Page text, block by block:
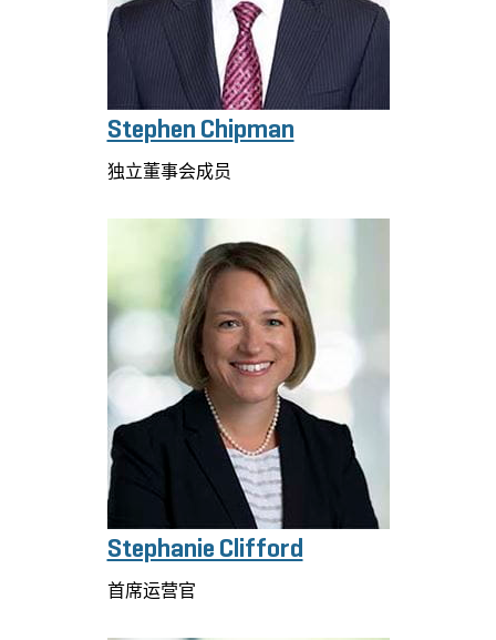
Stephen Chipman
独立董事会成员
Stephanie Clifford
首席运营官